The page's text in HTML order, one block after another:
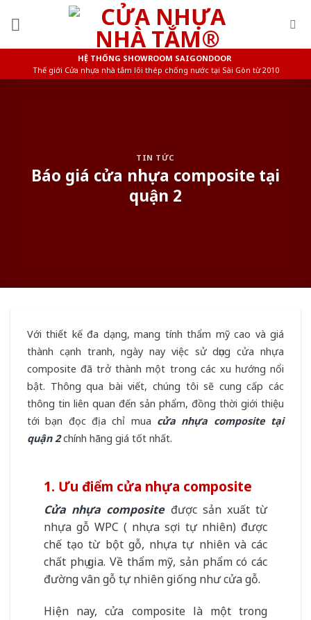
HỆ THỐNG SHOWROOM SAIGONDOOR
Thế giới Cửa nhựa nhà tắm lõi thép chống nước tại Sài Gòn từ 2010
TIN TỨC
Báo giá cửa nhựa composite tại
quận 2
Với thiết kế đa dạng, mang tính thẩm mỹ cao và giá
thành cạnh tranh, ngày nay việc sử dụng cửa nhựa
composite đã trở thành một trong các xu hướng nổi
bật. Thông qua bài viết, chúng tôi sẽ cung cấp các
thông tin liên quan đến sản phẩm, đồng thời giới thiệu
tới bạn đọc địa chỉ mua cửa nhựa composite tại
quận 2chính hãng giá tốt nhất.
1. Ưu điểm cửa nhựa composite
Cửa nhựa compositeđược sản xuất từ
nhựa gỗ WPC ( nhựa sợi tự nhiên) được
chế tạo từ bột gỗ, nhựa tự nhiên và các
chất phụ gia. Về thẩm mỹ, sản phẩm có các
đường vân gỗ tự nhiên giống như cửa gỗ.
Hiện nay, cửa composite là một trong